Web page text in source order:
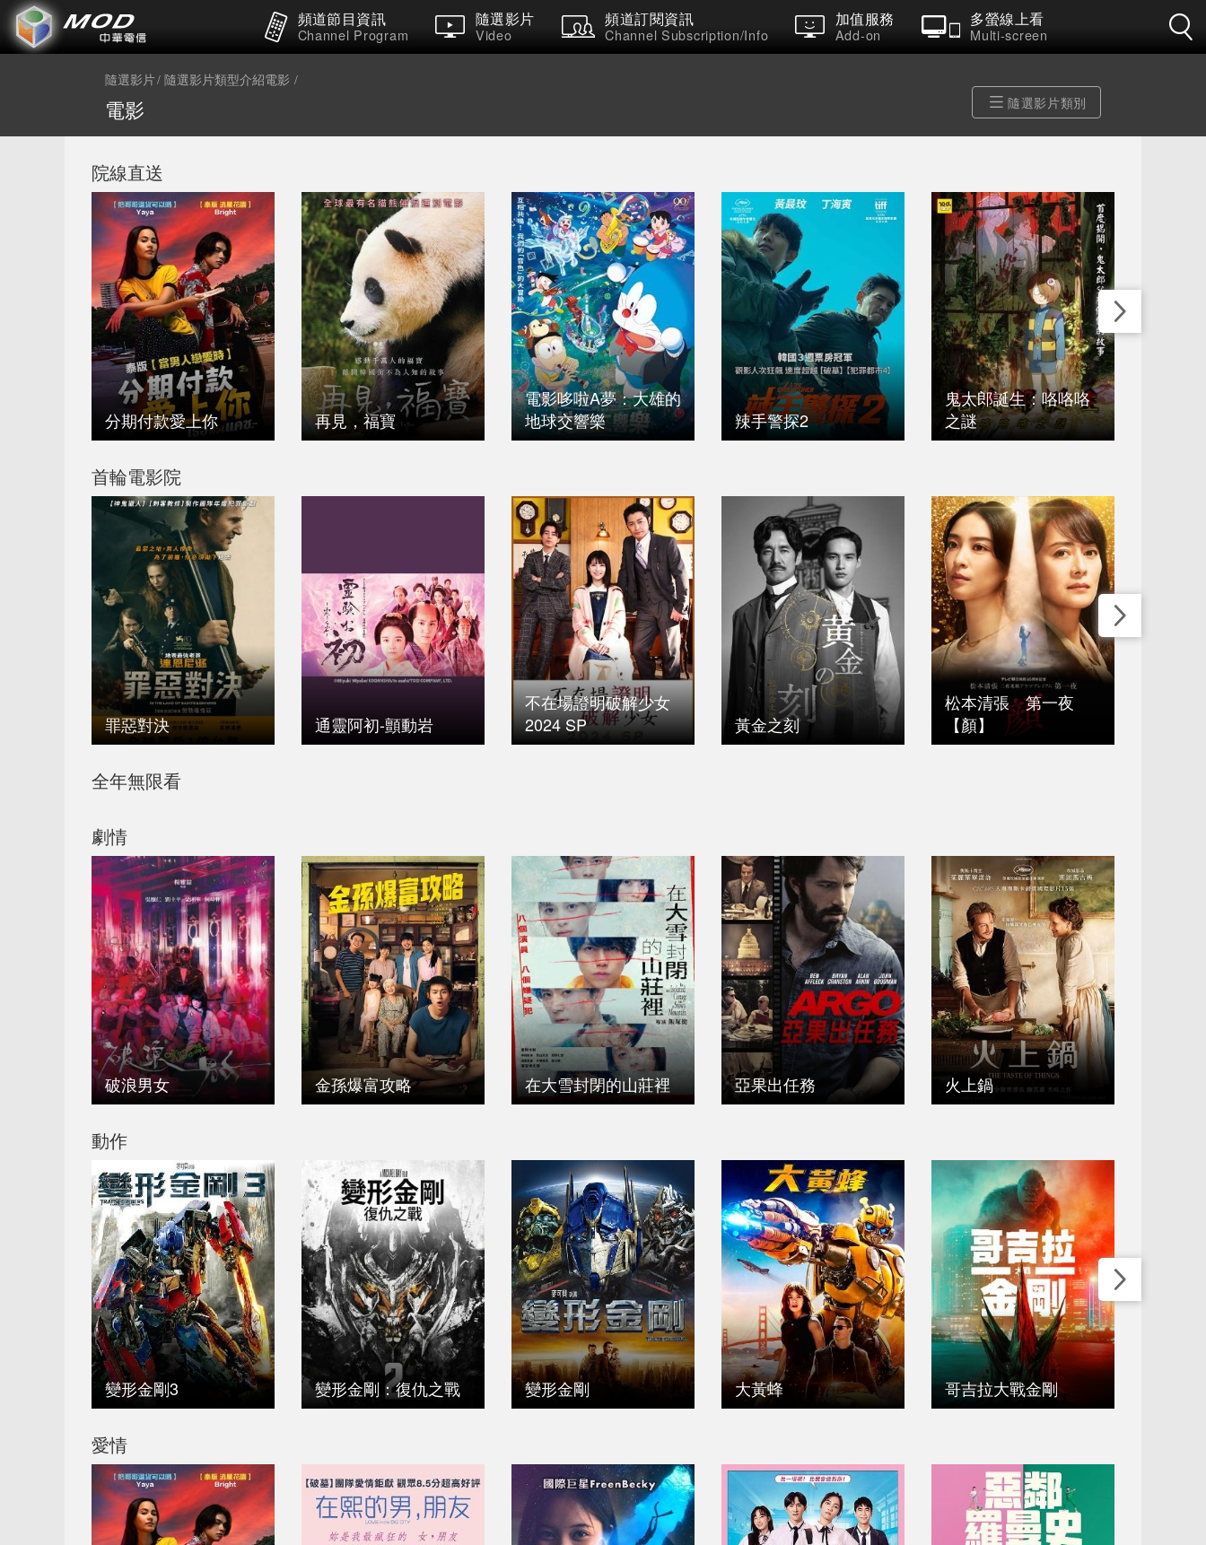
頻道節目資訊
Channel Program
隨選影片
Video
頻道訂閱資訊
Channel Subscription/Info
加值服務
Add-on
多螢線上看
Multi-screen
隨選影片 隨選影片類型介紹電影
電影 隨選影片類別
院線直送
分期付款愛上你 再見，福寶
電影哆啦A夢：大雄的
地球交響樂
辣手警探2
鬼太郎誕生：咯咯咯
之謎
首輪電影院
罪惡對決 通靈阿初-顫動岩
不在場證明破解少女
2024 SP
黃金之刻
松本清張 第一夜
【顏】
全年無限看
劇情
破浪男女 金孫爆富攻略 在大雪封閉的山莊裡 亞果出任務 火上鍋
動作
變形金剛3 變形金剛：復仇之戰 變形金剛 大黃蜂 哥吉拉大戰金剛
愛情